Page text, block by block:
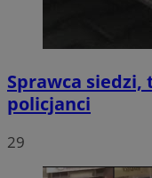
Sprawca siedzi,
policjanci
29